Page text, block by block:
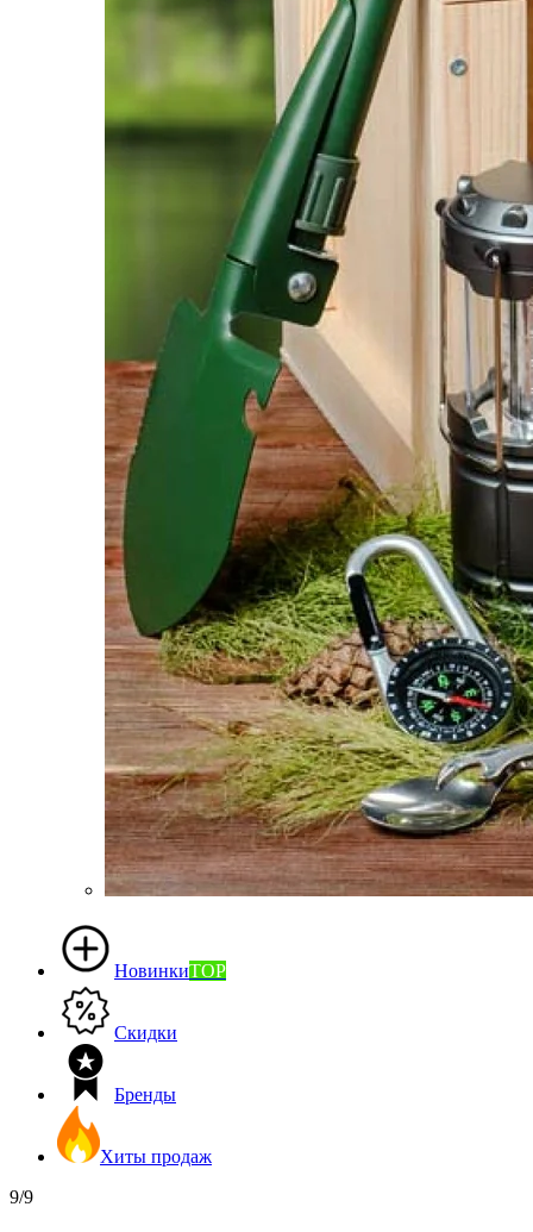
НовинкиTOP
Скидки
Бренды
Хиты продаж
9/9